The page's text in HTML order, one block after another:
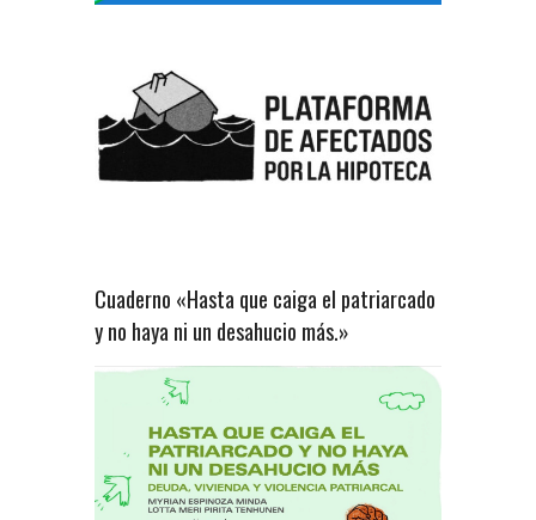
Cuaderno «Hasta que caiga el patriarcado
y no haya ni un desahucio más.»